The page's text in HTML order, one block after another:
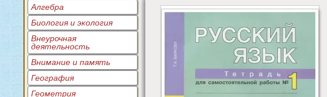
Алгебра
Биология и экология
Внеурочная
деятельность
Внимание и память
География
Геометрия